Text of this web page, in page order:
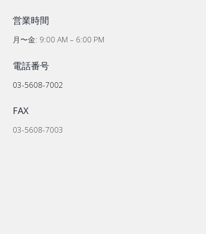
営業時間
月〜金: 9:00 AM – 6:00 PM
電話番号
03-5608-7002
FAX
03-5608-7003